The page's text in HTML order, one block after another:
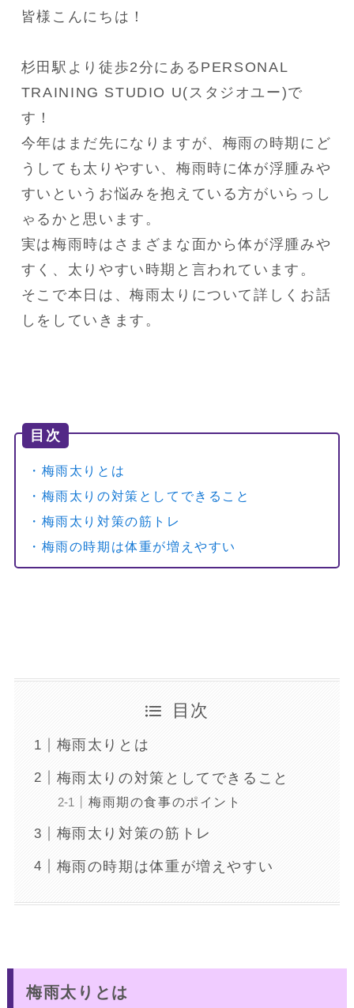
皆様こんにちは！
杉田駅より徒歩2分にあるPERSONAL
TRAINING STUDIO U(スタジオユー)で
す！
今年はまだ先になりますが、梅雨の時期にど
うしても太りやすい、梅雨時に体が浮腫みや
すいというお悩みを抱えている方がいらっし
ゃるかと思います。
実は梅雨時はさまざまな面から体が浮腫みや
すく、太りやすい時期と言われています。
そこで本日は、梅雨太りについて詳しくお話
しをしていきます。
目次
・梅雨太りとは
・梅雨太りの対策としてできること
・梅雨太り対策の筋トレ
・梅雨の時期は体重が増えやすい
目次
梅雨太りとは
梅雨太りの対策としてできること
梅雨期の食事のポイント
梅雨太り対策の筋トレ
梅雨の時期は体重が増えやすい
梅雨太りとは